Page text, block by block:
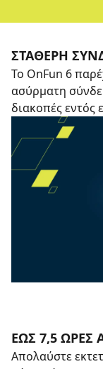
ΣΤΑΘΕΡΉ
Το OnFun 6
ασύρματη
διακοπές εντός
ΈΩΣ 7,5 ΏΡΕΣ
Απολαύστε